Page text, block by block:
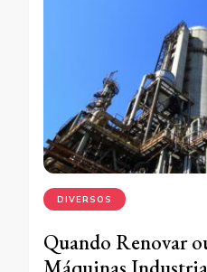
DIVERSOS
Quando Renovar